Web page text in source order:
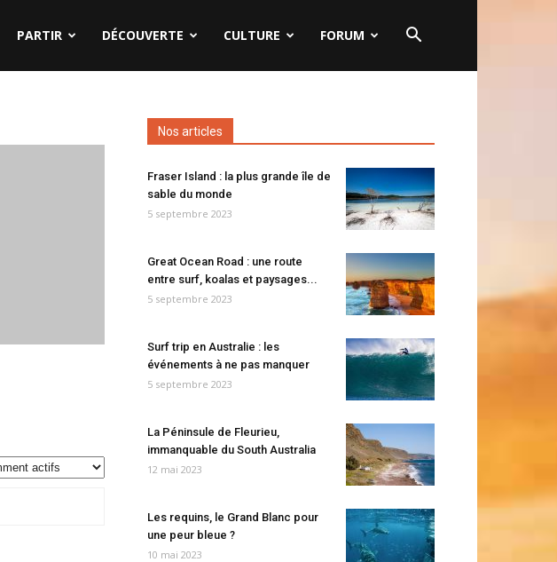
PARTIR DÉCOUVERTE CULTURE FORUM
Nos articles
Fraser Island : la plus grande île de
sable du monde
5 septembre 2023
Great Ocean Road : une route
entre surf, koalas et paysages...
5 septembre 2023
Surf trip en Australie : les
événements à ne pas manquer
5 septembre 2023
La Péninsule de Fleurieu,
immanquable du South Australia
12 mai 2023
Les requins, le Grand Blanc pour
une peur bleue ?
10 mai 2023